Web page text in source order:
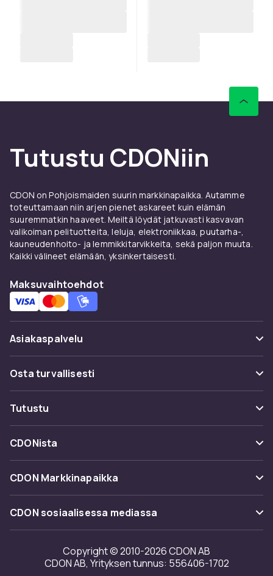
Tutustu CDONiin
CDON on Pohjoismaiden suurin markkinapaikka. Autamme
toteuttamaan niin arjen pienet askareet kuin elämän
suuremmatkin haaveet. Meiltä löydät jatkuvasti kasvavan
valikoiman pelituotteita, leluja, elektroniikkaa, puutarha-,
kauneudenhoito- ja lemmikkitarvikkeita, sekä paljon muuta.
Kaikki välineet elämään, yksinkertaisesti.
Maksuvaihtoehdot
Asiakaspalvelu
Usein kysyttyä (UKK)
Seuraa pakettia
Ota yhteyttä
Osta turvallisesti
Maksuvaihtoehdot
Toimitus
Takaisinvedot
Tutustu
Kategoriat
Tuotemerkit
CDONista
Tietoa meistä
Asiakasarvionnit
Investor relations
Saavutettavuusseloste
CDON Markkinapaikka
Merchant Help Center
CDON sosiaalisessa mediassa
Copyright © 2010-2026 CDON AB
CDON AB, Yrityksen tunnus: 556406-1702